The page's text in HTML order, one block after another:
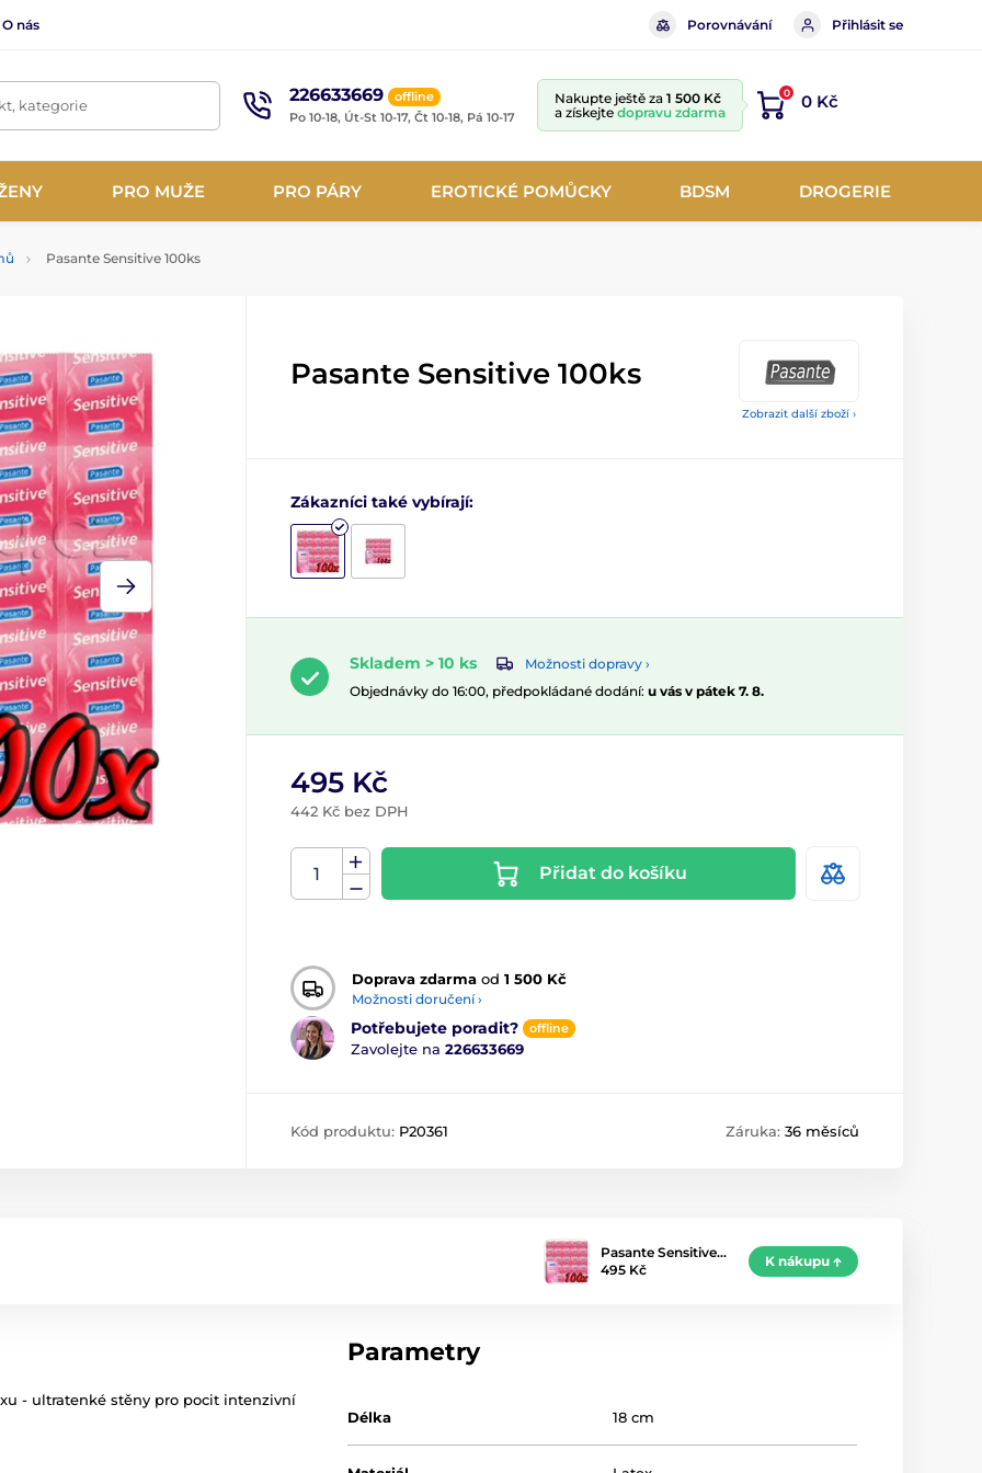
O nás Porovnávání Přihlásit se
kategorie 226633669
offline
Po 10-18, Út-St 10-17, Čt 10-18, Pá 10-17
Nakupte ještě za 1 500 Kč
a získejte dopravu zdarma
0 0 Kč
PRO MUŽE PRO PÁRY EROTICKÉ POMŮCKY BDSM DROGERIE
Pasante Sensitive 100ks
Zobrazit další zboží ›
Pasante Sensitive 100ks
Zákazníci také vybírají:
Skladem > 10 ks
Možnosti dopravy ›
Objednávky do 16:00, předpokládané dodání: u vás v pátek 7. 8.
495 Kč
442 Kč bez DPH
Přidat do košíku
Doprava zdarma od 1 500 Kč
Možnosti doručení ›
Potřebujete poradit? offline
Zavolejte na 226633669
Kód produktu: P20361 Záruka: 36 měsíců
Pasante Sensitive…
495 Kč
K nákupu
- ultratenké stěny pro pocit intenzivní
Parametry
Délka 18 cm